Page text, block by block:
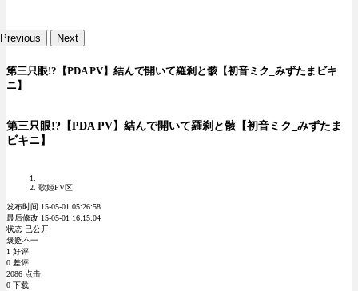
Previous Next
第三只眼!?【PDA PV】結んで開いて羅刹と骸【初音ミク_みずたまビキ
ニ】
第三只眼!?【PDA PV】結んで開いて羅刹と骸【初音ミク_みずたま
ビキニ】
歌姬PV区
发布时间 15-05-01 05:26:58
最后修改 15-05-01 16:15:04
状态 已公开
褒贬不一
1 好评
0 差评
2086 点击
0 下载